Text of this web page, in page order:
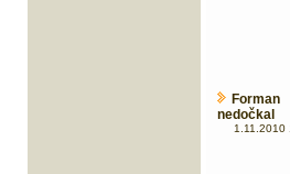
nedočkal
1.11.2010